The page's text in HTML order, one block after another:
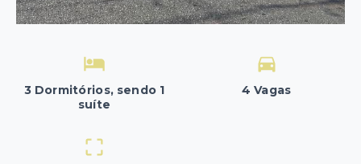
3 Dormitórios, sendo 1
suíte
4 Vagas